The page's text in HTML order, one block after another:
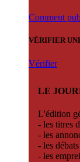
Comment
VÉRIFIER
Vérifier
LE
L'édition
- les titres
- les
- les
- les